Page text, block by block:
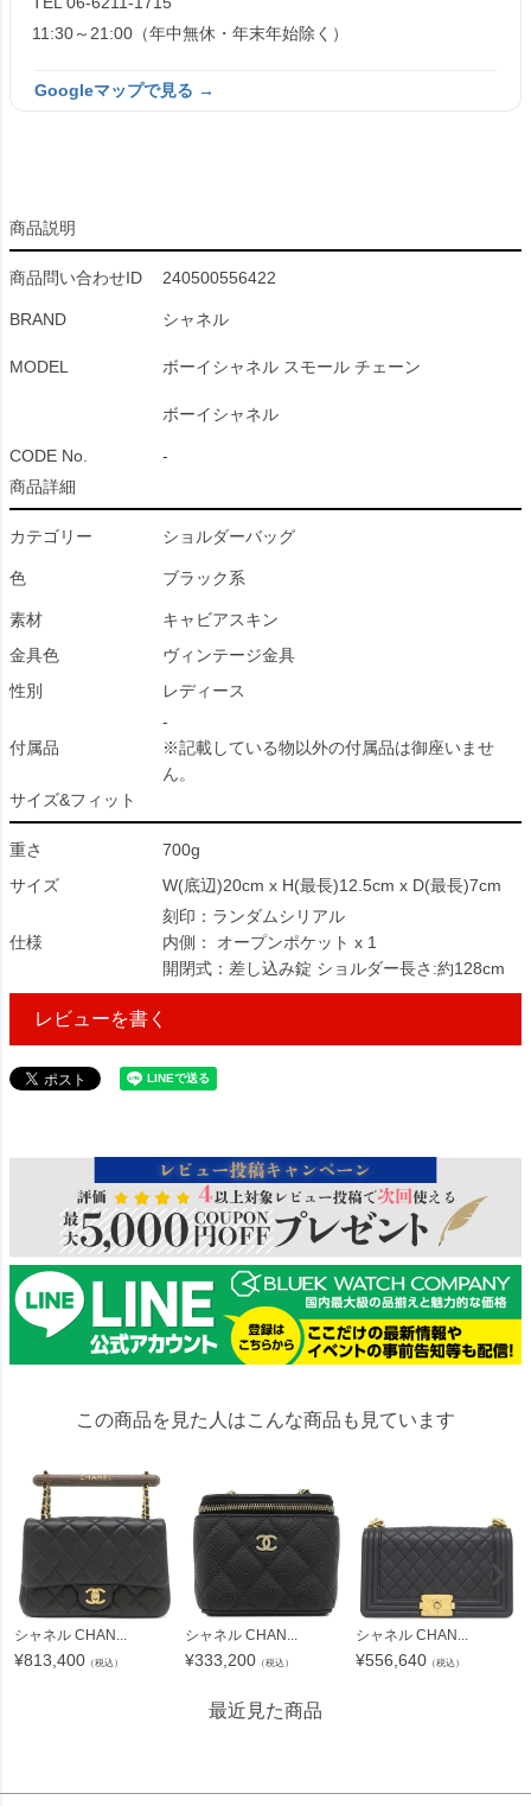
11:30～21:00（年中無休・年末年始除く）
Googleマップで見る →
商品説明
商品問い合わせID 240500556422
BRAND シャネル
MODEL ボーイシャネル スモール チェーン
ボーイシャネル
CODE No.
-
商品詳細
カテゴリー ショルダーバッグ
色 ブラック系
素材
キャビアスキン
金具色
ヴィンテージ金具
性別
レディース
付属品
-
※記載している物以外の付属品は御座いませ
ん。
サイズ&フィット
重さ
700g
サイズ
W(底辺)20cm x H(最長)12.5cm x D(最長)7cm
仕様
刻印：ランダムシリアル
内側： オープンポケット x 1
開閉式：差し込み錠 ショルダー長さ:約128cm
レビューを書く
この商品を見た人はこんな商品も見ています
シャネル CHAN...
¥813,400 （税込）
シャネル CHAN...
¥333,200 （税込）
シャネル CHAN...
¥556,640 （税込）
最近見た商品